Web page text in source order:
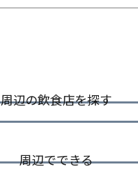
周辺の飲食店を探す
周辺でできる